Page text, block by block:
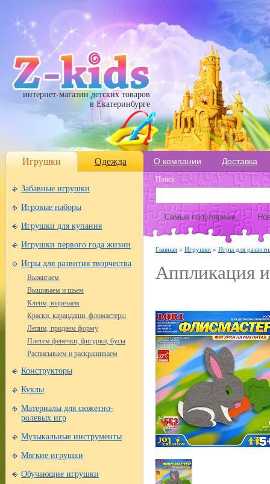
интернет-магазин детских товаров
в Екатеринбурге
Игрушки Одежда О компании Доставка
Забавные игрушки
Игровые наборы
Игрушки для купания
Игрушки первого года жизни
Игры для развития творчества
Выжигаем
Вышиваем и шьем
Клеим, вырезаем
Краски, карандаши, фломастеры
Лепим, придаем форму
Плетем фенечки, фигурки, бусы
Расписываем и раскрашиваем
Конструкторы
Куклы
Материалы для сюжетно-
ролевых игр
Музыкальные инструменты
Мягкие игрушки
Обучающие игрушки
Поиск
Самые популярные
Главная » Игрушки » Игры для
Аппликация